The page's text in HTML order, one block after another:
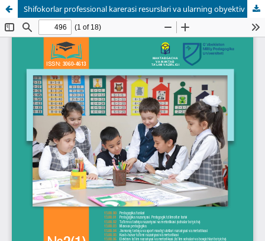
Shifokorlar professional karerasi resurslari va ularning obyektiv ko‘rsatkichlari o‘rtasidagi bog‘liqlikni o‘rganish natijalari